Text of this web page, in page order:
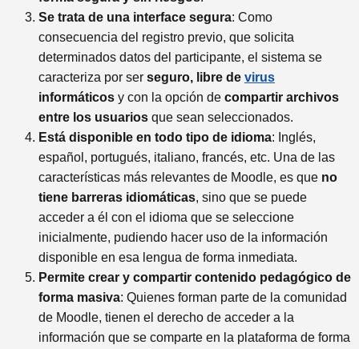
Se trata de una interface segura: Como
consecuencia del registro previo, que solicita
determinados datos del participante, el sistema se
caracteriza por ser seguro, libre de virus
informáticos y con la opción de compartir archivos
entre los usuarios que sean seleccionados.
Está disponible en todo tipo de idioma: Inglés,
español, portugués, italiano, francés, etc. Una de las
características más relevantes de Moodle, es que no
tiene barreras idiomáticas, sino que se puede
acceder a él con el idioma que se seleccione
inicialmente, pudiendo hacer uso de la información
disponible en esa lengua de forma inmediata.
Permite crear y compartir contenido pedagógico de
forma masiva: Quienes forman parte de la comunidad
de Moodle, tienen el derecho de acceder a la
información que se comparte en la plataforma de forma